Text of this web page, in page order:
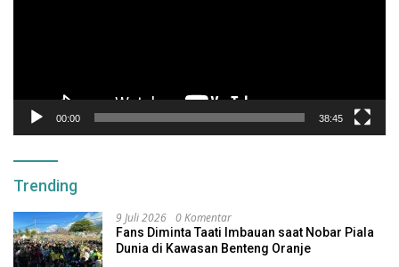
00:00 38:45
Trending
9 Juli 2026 0 Komentar
Fans Diminta Taati Imbauan saat Nobar Piala
Dunia di Kawasan Benteng Oranje